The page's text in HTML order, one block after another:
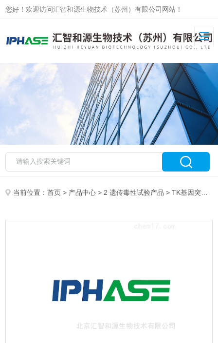
您好！欢迎访问汇智和源生物技术（苏州）有限公司网站！
当前位置：首页 > 产品中心 > 2 遗传毒性试验产品 >TK基因突变试验产品